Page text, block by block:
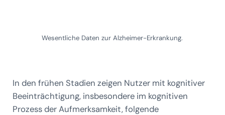
Wesentliche Daten zur Alzheimer-Erkrankung.
In den frühen Stadien zeigen Nutzer mit kognitiver
Beeinträchtigung, insbesondere im kognitiven
Prozess der Aufmerksamkeit, folgende